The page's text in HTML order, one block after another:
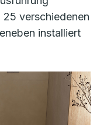
verschiedenen
installiert